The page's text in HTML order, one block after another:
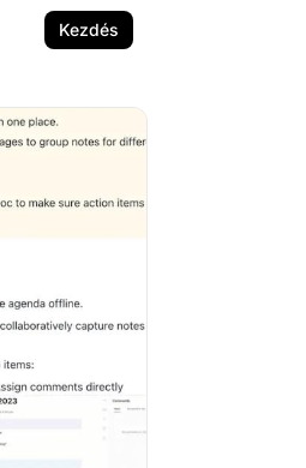
Kezdés